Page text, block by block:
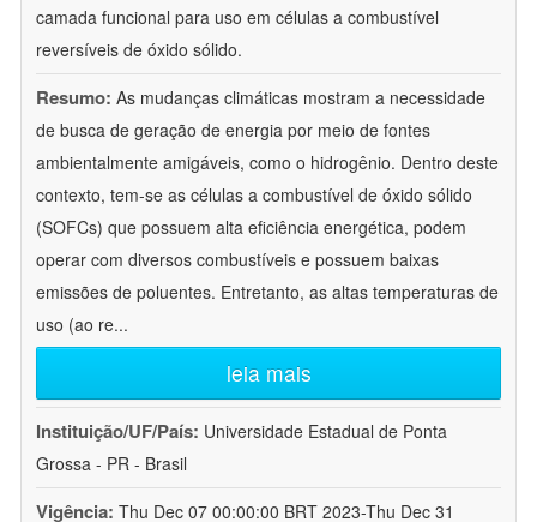
camada funcional para uso em células a combustível
reversíveis de óxido sólido.
Resumo: As mudanças climáticas mostram a necessidade
de busca de geração de energia por meio de fontes
ambientalmente amigáveis, como o hidrogênio. Dentro deste
contexto, tem-se as células a combustível de óxido sólido
(SOFCs) que possuem alta eficiência energética, podem
operar com diversos combustíveis e possuem baixas
emissões de poluentes. Entretanto, as altas temperaturas de
uso (ao re...
leia mais
Instituição/UF/País: Universidade Estadual de Ponta
Grossa - PR - Brasil
Vigência: Thu Dec 07 00:00:00 BRT 2023-Thu Dec 31